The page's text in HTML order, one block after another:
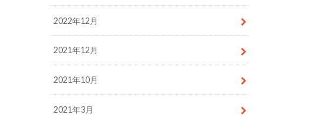
2022年12月
2021年12月
2021年10月
2021年3月